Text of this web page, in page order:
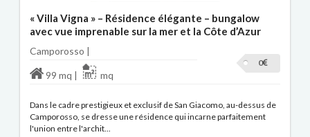
« Villa Vigna » – Résidence élégante – bungalow
avec vue imprenable sur la mer et la Côte d’Azur
Camporosso |
0
99 mq | mq
Dans le cadre prestigieux et exclusif de San Giacomo, au-dessus de
Camporosso, se dresse une résidence qui incarne parfaitement
l'union entre l'archit...